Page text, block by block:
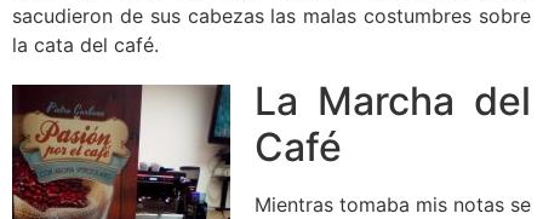
sacudieron de sus cabezas las malas costumbres sobre
la cata del café.
La Marcha del
Café
Mientras tomaba mis notas se